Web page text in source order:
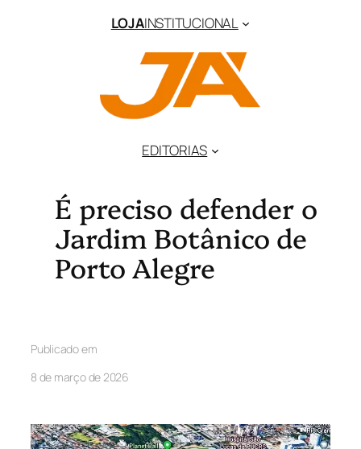
LOJAINSTITUCIONAL
EDITORIAS
É preciso defender o
Jardim Botânico de
Porto Alegre
Publicado em
8 de março de 2026